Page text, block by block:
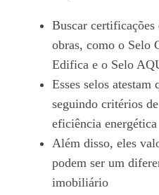
Buscar certificações
obras, como o Selo
Edifica e o Selo
Esses selos
seguindo critérios
eficiência energética
Além disso, eles
podem ser um
imobiliário